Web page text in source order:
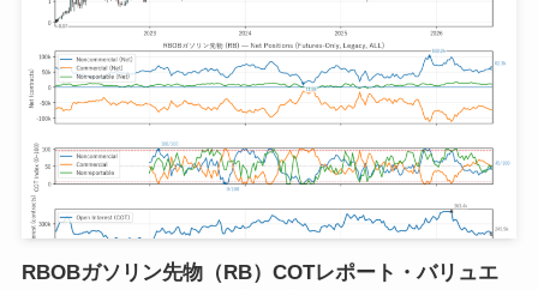
RBOBガソリン先物（RB）COTレポート・バリュエ